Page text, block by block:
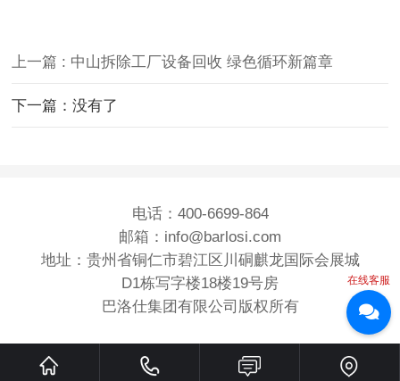
上一篇 : 中山拆除工厂设备回收 绿色循环新篇章
下一篇：没有了
电话：400-6699-864
邮箱：info@barlosi.com
地址：贵州省铜仁市碧江区川硐麒龙国际会展城
D1栋写字楼18楼19号房
巴洛仕集团有限公司版权所有
在线客服